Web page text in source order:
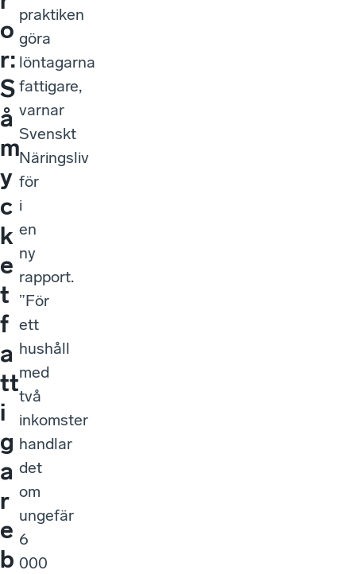
o
r:
S
å
m
y
c
k
e
t
f
a
tt
i
g
a
r
e
b
praktiken
göra
löntagarna
fattigare,
varnar
Svenskt
Näringsliv
för
i
en
ny
rapport.
”För
ett
hushåll
med
två
inkomster
handlar
det
om
ungefär
6
000